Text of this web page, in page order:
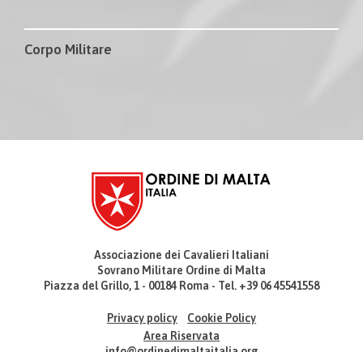
Corpo Militare
Associazione dei Cavalieri Italiani
Sovrano Militare Ordine di Malta
Piazza del Grillo, 1 - 00184 Roma - Tel. +39 06 45541558
Privacy policy
Cookie Policy
Area Riservata